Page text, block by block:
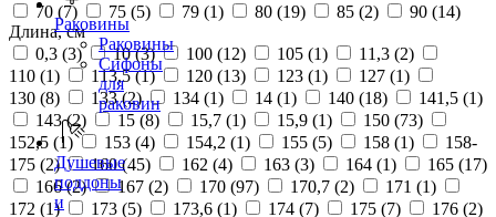
Раковины
Раковины
Сифоны
для
раковин
Душевые
поддоны
и
70 (7) 75 (5) 79 (1) 80 (19) 85 (2) 90 (14)
Длина, см
0,3 (3) 10 (3) 100 (12) 105 (1) 11,3 (2)
110 (1) 113,5 (1) 120 (13) 123 (1) 127 (1)
130 (8) 133 (2) 134 (1) 14 (1) 140 (18) 141,5 (1)
143 (2) 15 (8) 15,7 (1) 15,9 (1) 150 (73)
152,5 (1) 153 (4) 154,2 (1) 155 (5) 158 (1)
158-
175 (2) 160 (45) 162 (4) 163 (3) 164 (1) 165 (17)
166 (2) 167 (2) 170 (97) 170,7 (2) 171 (1)
172 (1) 173 (5) 173,6 (1) 174 (7) 175 (7) 176 (2)